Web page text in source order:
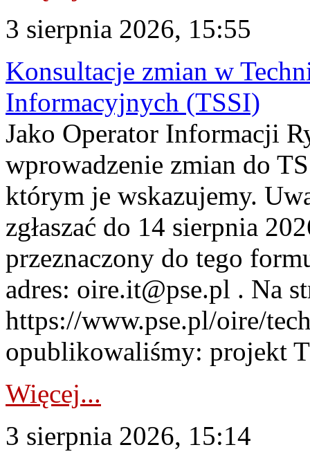
3 sierpnia 2026, 15:55
Konsultacje zmian w
Informacyjnych (TSSI)
Jako Operator Informacji
wprowadzenie zmian do
którym je wskazujemy.
zgłaszać do 14 sierpnia
przeznaczony do tego
adres: oire.it@pse.pl . Na
https://www.pse.pl/oire/
opublikowaliśmy: projekt
Więcej...
3 sierpnia 2026, 15:14